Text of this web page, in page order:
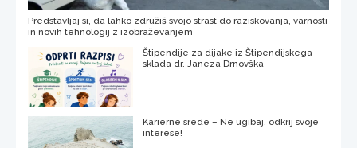
Predstavljaj si, da lahko združiš svojo strast do raziskovanja, varnosti
in novih tehnologij z izobraževanjem
Štipendije za dijake iz Štipendijskega
sklada dr. Janeza Drnovška
Karierne srede – Ne ugibaj, odkrij svoje
interese!